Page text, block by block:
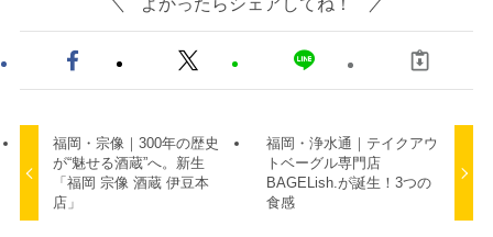
福岡・宗像｜300年の歴史
が“魅せる酒蔵”へ。新生
「福岡 宗像 酒蔵 伊豆本
店」
福岡・浄水通｜テイクアウ
トベーグル専門店
BAGELish.が誕生！3つの
食感